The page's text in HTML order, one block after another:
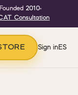
2010•
Consultation
Sign inES